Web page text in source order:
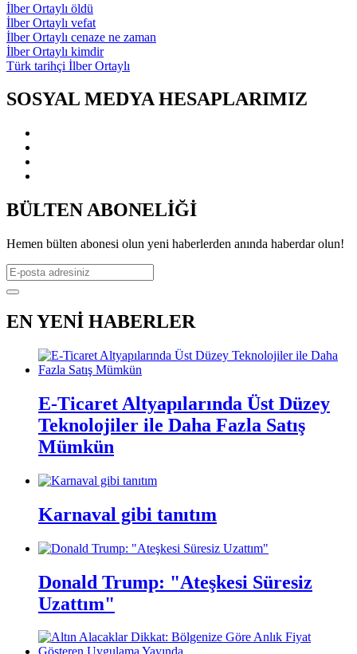
İlber Ortaylı öldü
İlber Ortaylı vefat
İlber Ortaylı cenaze ne zaman
İlber Ortaylı kimdir
Türk tarihçi İlber Ortaylı
SOSYAL MEDYA HESAPLARIMIZ
BÜLTEN ABONELİĞİ
Hemen bülten abonesi olun yeni haberlerden anında haberdar olun!
EN YENİ HABERLER
E-Ticaret Altyapılarında Üst Düzey
Teknolojiler ile Daha Fazla Satış
Mümkün
Karnaval gibi tanıtım
Donald Trump: "Ateşkesi Süresiz
Uzattım"